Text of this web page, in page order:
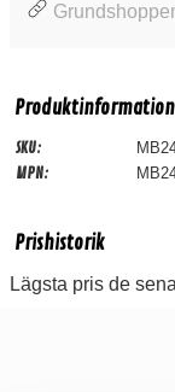
Produktinformation
SKU:
MPN:
Prishistorik
Lägsta pris de